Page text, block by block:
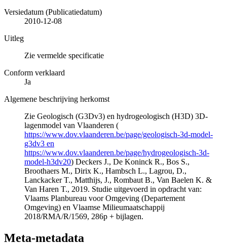
Versiedatum (Publicatiedatum)
2010-12-08
Uitleg
Zie vermelde specificatie
Conform verklaard
Ja
Algemene beschrijving herkomst
Zie Geologisch (G3Dv3) en hydrogeologisch (H3D) 3D-
lagenmodel van Vlaanderen (
https://www.dov.vlaanderen.be/page/geologisch-3d-model-
g3dv3 en
https://www.dov.vlaanderen.be/page/hydrogeologisch-3d-
model-h3dv20) Deckers J., De Koninck R., Bos S.,
Broothaers M., Dirix K., Hambsch L., Lagrou, D.,
Lanckacker T., Matthijs, J., Rombaut B., Van Baelen K. &
Van Haren T., 2019. Studie uitgevoerd in opdracht van:
Vlaams Planbureau voor Omgeving (Departement
Omgeving) en Vlaamse Milieumaatschappij
2018/RMA/R/1569, 286p + bijlagen.
Meta-metadata